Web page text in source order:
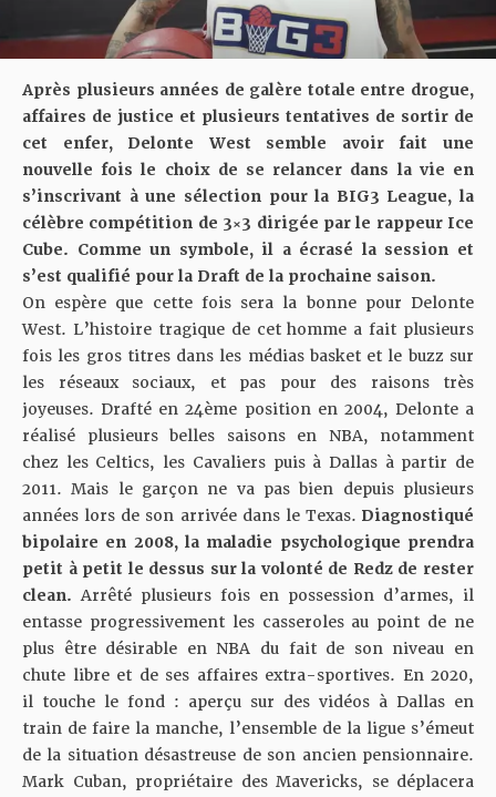
Après plusieurs années de galère totale entre drogue,
affaires de justice et plusieurs tentatives de sortir de
cet enfer, Delonte West semble avoir fait une
nouvelle fois le choix de se relancer dans la vie en
s’inscrivant à une sélection pour la BIG3 League, la
célèbre compétition de 3×3 dirigée par le rappeur Ice
Cube. Comme un symbole, il a écrasé la session et
s’est qualifié pour la Draft de la prochaine saison.
On espère que cette fois sera la bonne pour Delonte
West. L’histoire tragique de cet homme a fait plusieurs
fois les gros titres dans les médias basket et le buzz sur
les réseaux sociaux, et pas pour des raisons très
joyeuses. Drafté en 24ème position en 2004, Delonte a
réalisé plusieurs belles saisons en NBA, notamment
chez les Celtics, les Cavaliers puis à Dallas à partir de
2011. Mais le garçon ne va pas bien depuis plusieurs
années lors de son arrivée dans le Texas. Diagnostiqué
bipolaire en 2008, la maladie psychologique prendra
petit à petit le dessus sur la volonté de Redz de rester
clean. Arrêté plusieurs fois en possession d’armes, il
entasse progressivement les casseroles au point de ne
plus être désirable en NBA du fait de son niveau en
chute libre et de ses affaires extra-sportives. En 2020,
il touche le fond : aperçu sur des vidéos à Dallas en
train de faire la manche, l’ensemble de la ligue s’émeut
de la situation désastreuse de son ancien pensionnaire.
Mark Cuban, propriétaire des Mavericks, se déplacera